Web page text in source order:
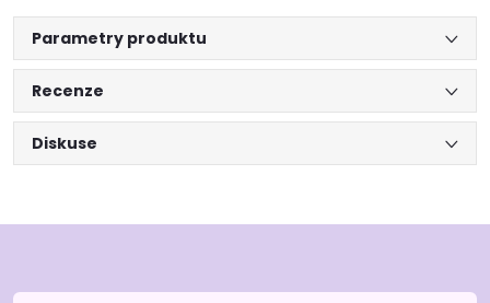
Parametry produktu
Recenze
Diskuse